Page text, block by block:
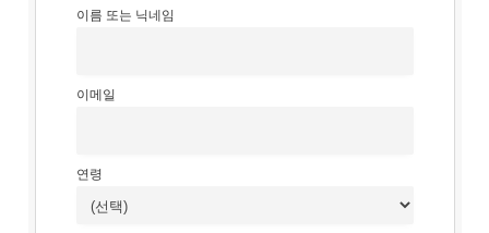
이름 또는 닉네임
이메일
연령